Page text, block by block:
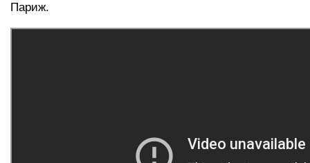
Париж.